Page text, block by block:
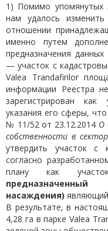
1) Помимо упомянутых
нам удалось
отношении
именно путем
предназначения
— участок c
Valea Trandafirilor
информации Реестра
зарегистрирован
указания его сферы,
№ 11/52 от 23.12.2014 О
собственности в
утвердить участок с
согласно
плану как
предназначенный
насаждения)
В результате, в
4,28 гa в парке Valea